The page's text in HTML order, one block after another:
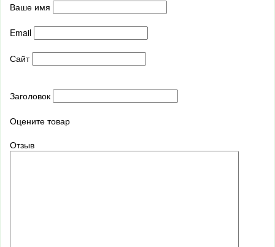
Ваше имя
Email
Сайт
Заголовок
Оцените товар
Отзыв